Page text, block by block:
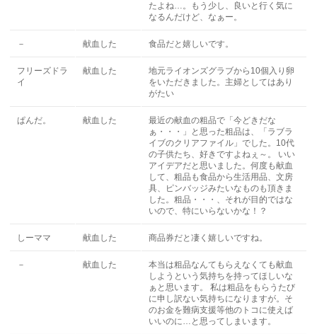
たよね…。もう少し、良いと行く気に
なるんだけど、なぁー。
－ 献血した 食品だと嬉しいです。
フリーズドラ
イ
献血した
地元ライオンズグラブから10個入り卵
をいただきました。主婦としてはあり
がたい
ぱんだ。 献血した
最近の献血の粗品で「今どきだな
ぁ・・・」と思った粗品は、「ラブラ
イブのクリアファイル」でした。10代
の子供たち、好きですよねぇ～。 いい
アイデアだと思いました。何度も献血
して、粗品も食品から生活用品、文房
具、ピンバッジみたいなものも頂きま
した。粗品・・・、それが目的ではな
いので、特にいらないかな！？
しーママ 献血した 商品券だと凄く嬉しいですね。
－ 献血した
本当は粗品なんてもらえなくても献血
しようという気持ちを持ってほしいな
ぁと思います。 私は粗品をもらうたび
に申し訳ない気持ちになりますが。そ
のお金を難病支援等他のトコに使えば
いいのに…と思ってしまいます。